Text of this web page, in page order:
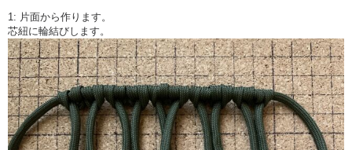
1: 片面から作ります。
芯紐に輪結びします。